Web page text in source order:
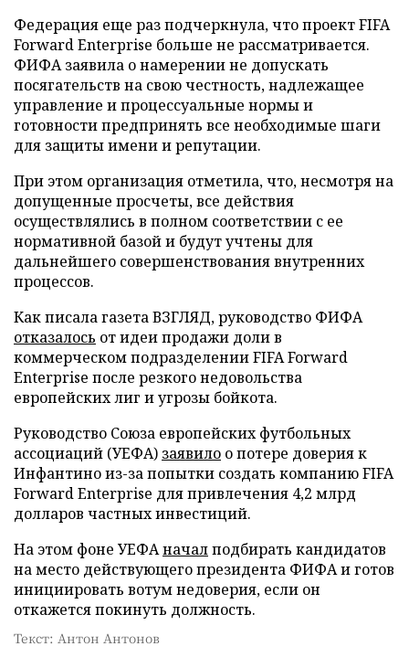
Федерация еще раз подчеркнула, что проект FIFA
Forward Enterprise больше не рассматривается.
ФИФА заявила о намерении не допускать
посягательств на свою честность, надлежащее
управление и процессуальные нормы и
готовности предпринять все необходимые шаги
для защиты имени и репутации.
При этом организация отметила, что, несмотря на
допущенные просчеты, все действия
осуществлялись в полном соответствии с ее
нормативной базой и будут учтены для
дальнейшего совершенствования внутренних
процессов.
Как писала газета ВЗГЛЯД, руководство ФИФА
отказалось от идеи продажи доли в
коммерческом подразделении FIFA Forward
Enterprise после резкого недовольства
европейских лиг и угрозы бойкота.
Руководство Союза европейских футбольных
ассоциаций (УЕФА) заявило о потере доверия к
Инфантино из-за попытки создать компанию FIFA
Forward Enterprise для привлечения 4,2 млрд
долларов частных инвестиций.
На этом фоне УЕФАначалподбирать кандидатов
на место действующего президента ФИФА и готов
инициировать вотум недоверия, если он
откажется покинуть должность.
Текст: Антон Антонов